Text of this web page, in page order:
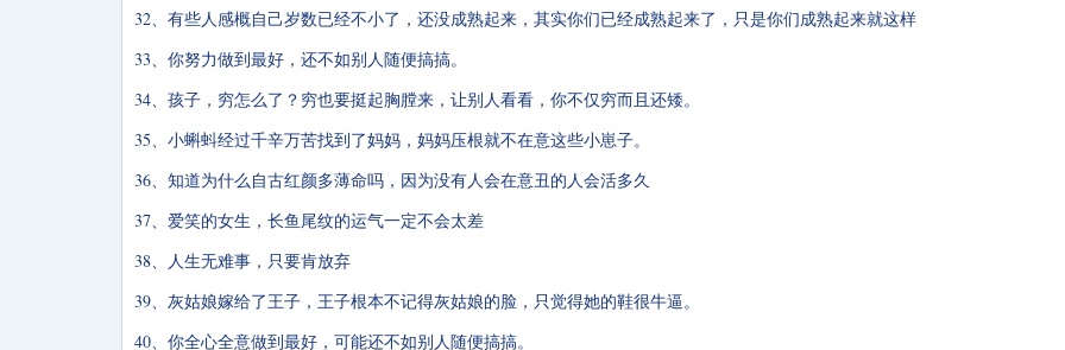
32、有些人感概自己岁数已经不小了，还没成熟起来，其实你们已经成熟起来了，只是你们成熟起来就这样
33、你努力做到最好，还不如别人随便搞搞。
34、孩子，穷怎么了？穷也要挺起胸膛来，让别人看看，你不仅穷而且还矮。
35、小蝌蚪经过千辛万苦找到了妈妈，妈妈压根就不在意这些小崽子。
36、知道为什么自古红颜多薄命吗，因为没有人会在意丑的人会活多久
37、爱笑的女生，长鱼尾纹的运气一定不会太差
38、人生无难事，只要肯放弃
39、灰姑娘嫁给了王子，王子根本不记得灰姑娘的脸，只觉得她的鞋很牛逼。
40、你全心全意做到最好，可能还不如别人随便搞搞。